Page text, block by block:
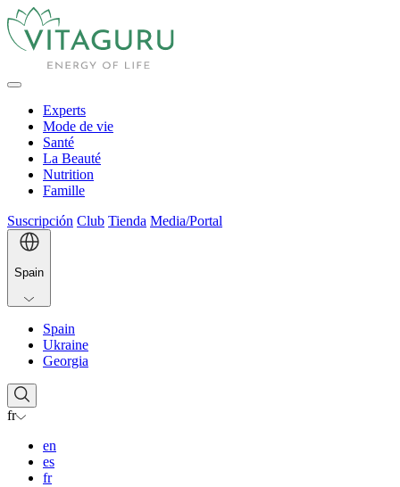
Experts
Mode de vie
Santé
La Beauté
Nutrition
Famille
Suscripción Club Tienda Media/Portal
Spain
Spain
Ukraine
Georgia
fr
en
es
fr